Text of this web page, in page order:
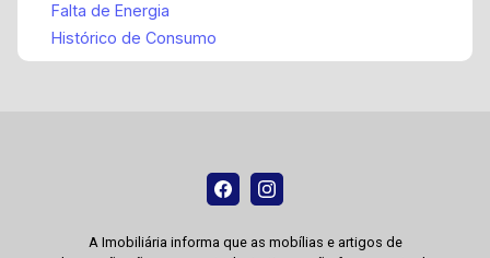
Falta de Energia
Histórico de Consumo
A Imobiliária informa que as mobílias e artigos de